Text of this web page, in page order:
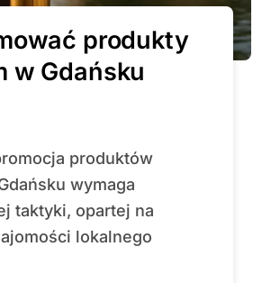
produkty
w Gdańsku
wymaga
taktyki, opartej na
lokalnego